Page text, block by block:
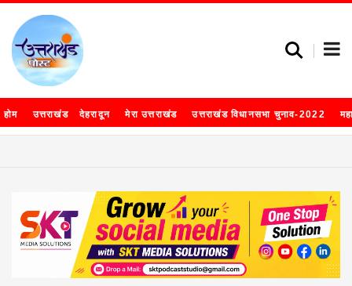
होम उत्तराखंड देहरादून मेरा उत्तराखंड उत्तराखंड विधानसभा चुनाव-2022